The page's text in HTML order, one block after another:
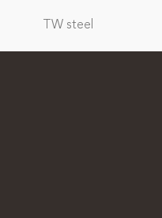
TW steel